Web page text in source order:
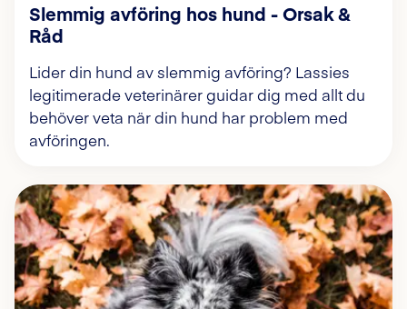
Slemmig avföring hos hund - Orsak &
Råd
Lider din hund av slemmig avföring? Lassies
legitimerade veterinärer guidar dig med allt du
behöver veta när din hund har problem med
avföringen.